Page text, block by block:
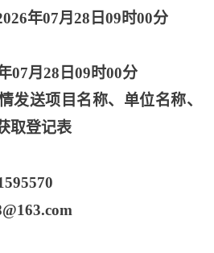
年07月28日09时00分
07月28日09时00分
发送项目名称、单位名称、
取登记表